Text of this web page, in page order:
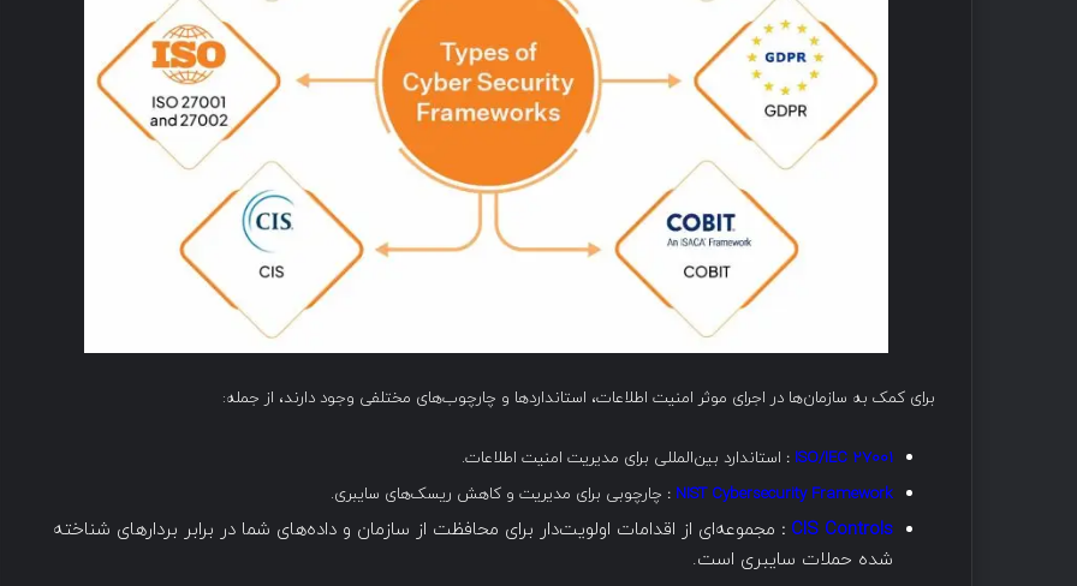
برای کمک به سازمان‌ها در اجرای موثر امنیت اطلاعات، استانداردها و چارچوب‌های مختلفی وجود دارند، از جمله:
ISO/IEC 27001
: استاندارد بین‌المللی برای مدیریت امنیت اطلاعات.
NIST Cybersecurity Framework
: چارچوبی برای مدیریت و کاهش ریسک‌های سایبری.
CIS Controls
: مجموعه‌ای از اقدامات اولویت‌دار برای محافظت از سازمان و داده‌های شما در برابر بردارهای شناخته
شده حملات سایبری است.